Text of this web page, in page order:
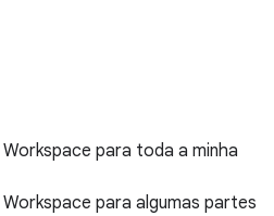
para toda a minha
para algumas partes